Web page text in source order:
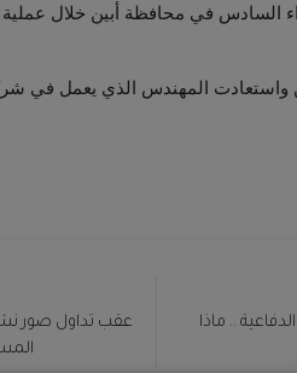
السادس في محافظة أبين خلال
واستعادت المهندس الذي يعمل في
عقب تداول صور
.. ماذا